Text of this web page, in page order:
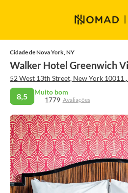
Cidade de Nova York, NY
Walker Hotel Greenwich
52 West 13th Street, New York 10011
8,5
Muito bom
1779 Avaliações